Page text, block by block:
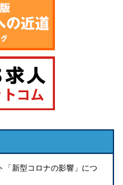
新型コロナの影響」につ